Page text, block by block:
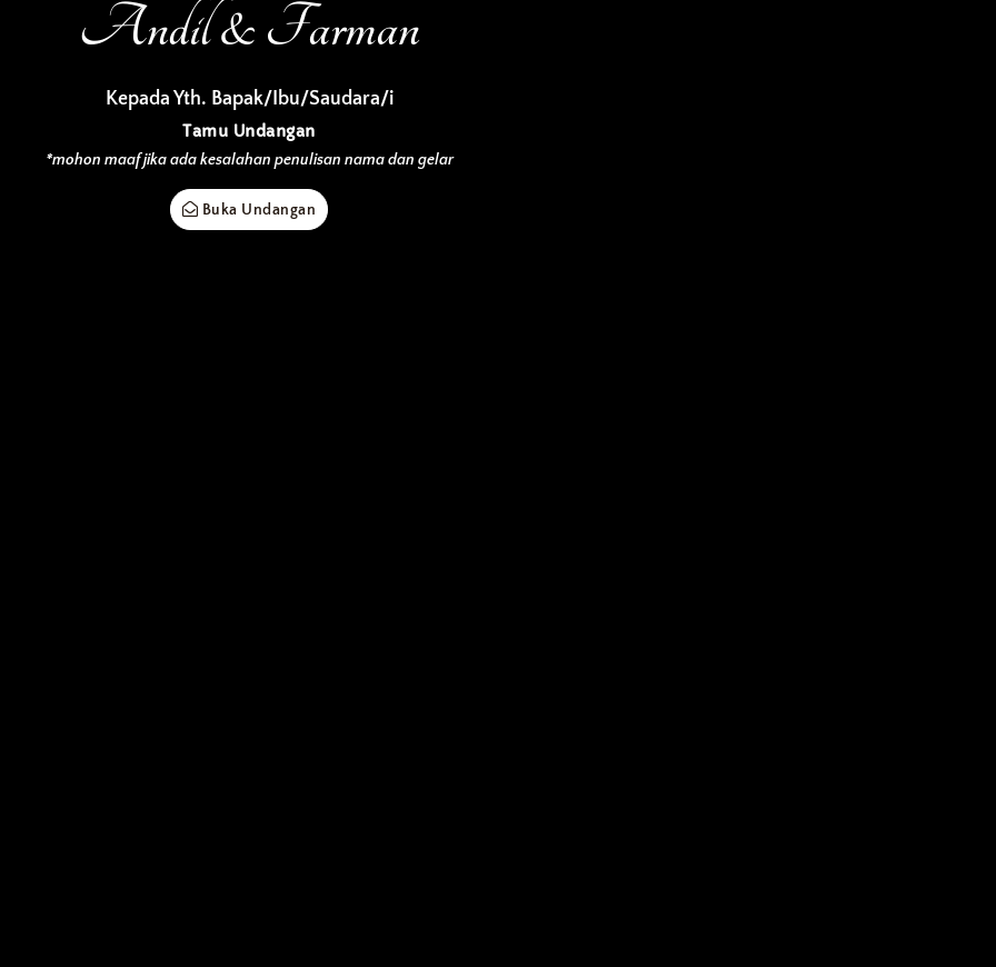
25 & 26 OKTOBER 2023
Simpan di Kalender
Andil & Farman
Kepada Yth. Bapak/Ibu/Saudara/i
Tamu Undangan
*mohon maaf jika ada kesalahan penulisan nama dan gelar
Buka Undangan